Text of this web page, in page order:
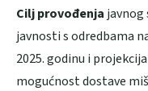
Cilj provođenja javnog
javnosti s odredbama
2025. godinu i
mogućnost dostave